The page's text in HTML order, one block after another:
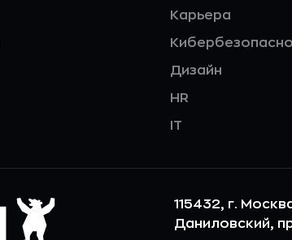
Карьера
Дизайн
HR
IT
115432, г.
Даниловский,